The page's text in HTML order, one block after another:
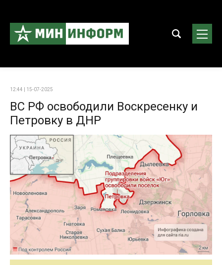
12:44 | 15-07-2025
ВС РФ освободили Воскресенку и
Петровку в ДНР